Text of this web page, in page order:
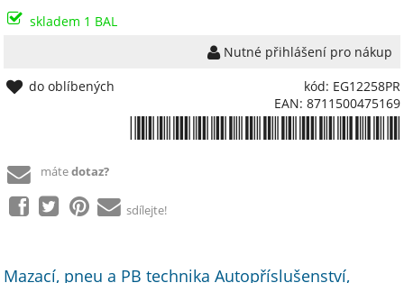
skladem 1 BAL
Nutné přihlášení pro nákup
kód: EG12258PR
EAN: 8711500475169
do oblíbených
mátedotaz?
sdílejte!
Mazací, pneu a PB technika Autopříslušenství,